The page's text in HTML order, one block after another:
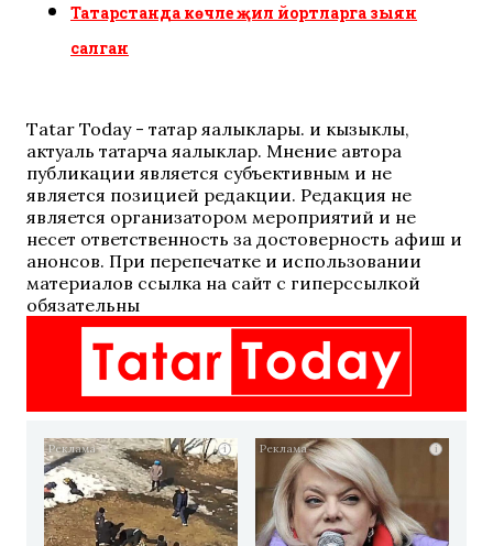
Татарстанда көчле җил йортларга зыян
салган
Tatar Today - татар яңалыклары. иң кызыклы,
актуаль татарча яңалыклар. Мнение автора
публикации является субъективным и не
является позицией редакции. Редакция не
является организатором мероприятий и не
несет ответственность за достоверность афиш и
анонсов. При перепечатке и использовании
материалов ссылка на сайт с гиперссылкой
обязательны
i i